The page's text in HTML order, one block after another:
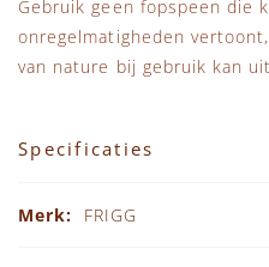
Gebruik geen fopspeen die
onregelmatigheden
van nature bij gebruik kan
Specificaties
FRIGG